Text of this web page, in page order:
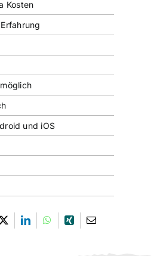
Kosten
und iOS